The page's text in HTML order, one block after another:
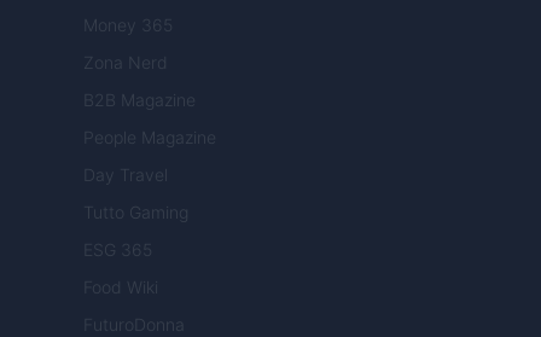
Money 365
Zona Nerd
B2B Magazine
People Magazine
Day Travel
Tutto Gaming
ESG 365
Food Wiki
FuturoDonna